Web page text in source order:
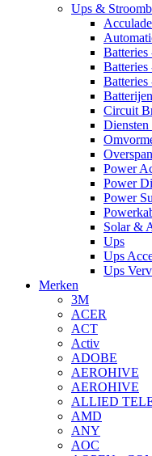
Ups &
Batteries
Batteries
Batterijen
Circuit
Power
Power
Power
Solar &
Ups
Ups
Ups
Merken
3M
ACER
ACT
Activ
ADOBE
AEROHIVE
AEROHIVE
ALLIED
AMD
ANY
AOC